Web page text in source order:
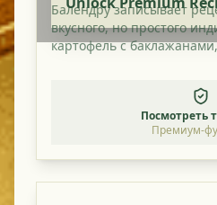
Балендру записывает
вкусного, но простого
картофель с
Посмотреть
Премиум-